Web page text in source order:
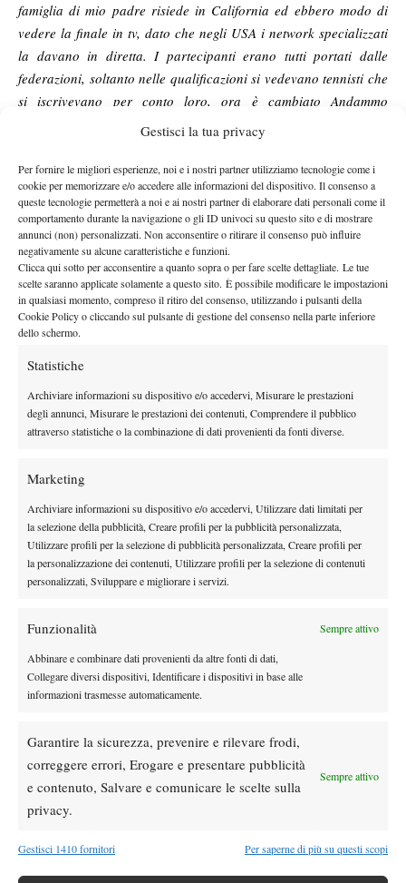
Gestisci la tua privacy
Per fornire le migliori esperienze, noi e i nostri partner utilizziamo tecnologie come i
cookie per memorizzare e/o accedere alle informazioni del dispositivo. Il consenso a
queste tecnologie permetterà a noi e ai nostri partner di elaborare dati personali come il
comportamento durante la navigazione o gli ID univoci su questo sito e di mostrare
annunci (non) personalizzati. Non acconsentire o ritirare il consenso può influire
negativamente su alcune caratteristiche e funzioni.
Clicca qui sotto per acconsentire a quanto sopra o per fare scelte dettagliate. Le tue
scelte saranno applicate solamente a questo sito. È possibile modificare le impostazioni
in qualsiasi momento, compreso il ritiro del consenso, utilizzando i pulsanti della
Cookie Policy o cliccando sul pulsante di gestione del consenso nella parte inferiore
dello schermo.
Statistiche
Archiviare informazioni su dispositivo e/o accedervi, Misurare le prestazioni
degli annunci, Misurare le prestazioni dei contenuti, Comprendere il pubblico
attraverso statistiche o la combinazione di dati provenienti da fonti diverse.
Marketing
Archiviare informazioni su dispositivo e/o accedervi, Utilizzare dati limitati per
la selezione della pubblicità, Creare profili per la pubblicità personalizzata,
Utilizzare profili per la selezione di pubblicità personalizzata, Creare profili per
la personalizzazione dei contenuti, Utilizzare profili per la selezione di contenuti
personalizzati, Sviluppare e migliorare i servizi.
Funzionalità Sempre attivo
Abbinare e combinare dati provenienti da altre fonti di dati,
Collegare diversi dispositivi, Identificare i dispositivi in base alle
informazioni trasmesse automaticamente.
Garantire la sicurezza, prevenire e rilevare frodi,
correggere errori, Erogare e presentare pubblicità
e contenuto, Salvare e comunicare le scelte sulla
privacy.
Sempre attivo
Gestisci 1410 fornitori Per saperne di più su questi scopi
famiglia di mio padre risiede in California ed ebbero modo di
vedere la finale in tv, dato che negli USA i network specializzati
la davano in diretta. I partecipanti erano tutti portati dalle
federazioni, soltanto nelle qualificazioni si vedevano tennisti che
si iscrivevano per conto loro, ora è cambiato Andammo
quell’anno col maestro Magneti, io e Pescosolido, che fece finale
Da quanto
emerge le
impressioni sul
torneo delle
arance sono
pressoché
positive, ma a
distanza di anni
non risparmiano alcune critiche a quello che è stato e che non è
più ora “Il circuito ITF ha cambiato fisionomia, è diventato un
business e di conseguenza ci sono troppi tornei, decisamente, e
quindi tutti i tornei perdono valore. Trattandosi poi di tornei
create le basi per bruciare giocatori, in primis gli italiani.
Considerando che nel 2013 l’età media dei top 100 era 28,5
anni, puoi capire quanto contano i tornei giovanili? Ora come
ora ha effettivamente perso valore, anche se per un ragazzo
andare un paio di settimane a Miami ad allenarsi può rimanere
sarà molto dopo”
afferma convintamente Gasbarri, a cui gli fa da
fare più preparazione tecnica e atletica”, che puntualizza inoltre
un altro aspetto fondamentale, vale a dire i differenti ambienti
tutto ambiente da tornei prestigiosi con diciottenni brillanti a
kermesse decisamente meno prestigiose con giocatori esperti e
scaltri è sempre una cosa impegnativa, ci si trova sballottati“
mentre è accorato l’appello della Reggi “Io sono del parere che
diventare un pro’ della racchetta, non ho dubbi al riguardo. Io ho
lasciato casa a 11 anni e giovanissima sono volata in America. Se